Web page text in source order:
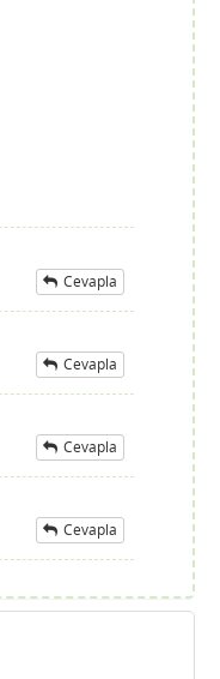
Cevapla
Cevapla
Cevapla
Cevapla